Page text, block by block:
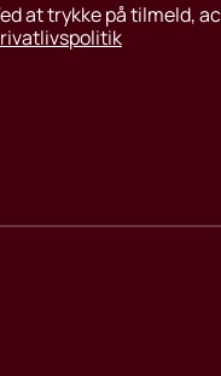
at trykke på tilmeld,